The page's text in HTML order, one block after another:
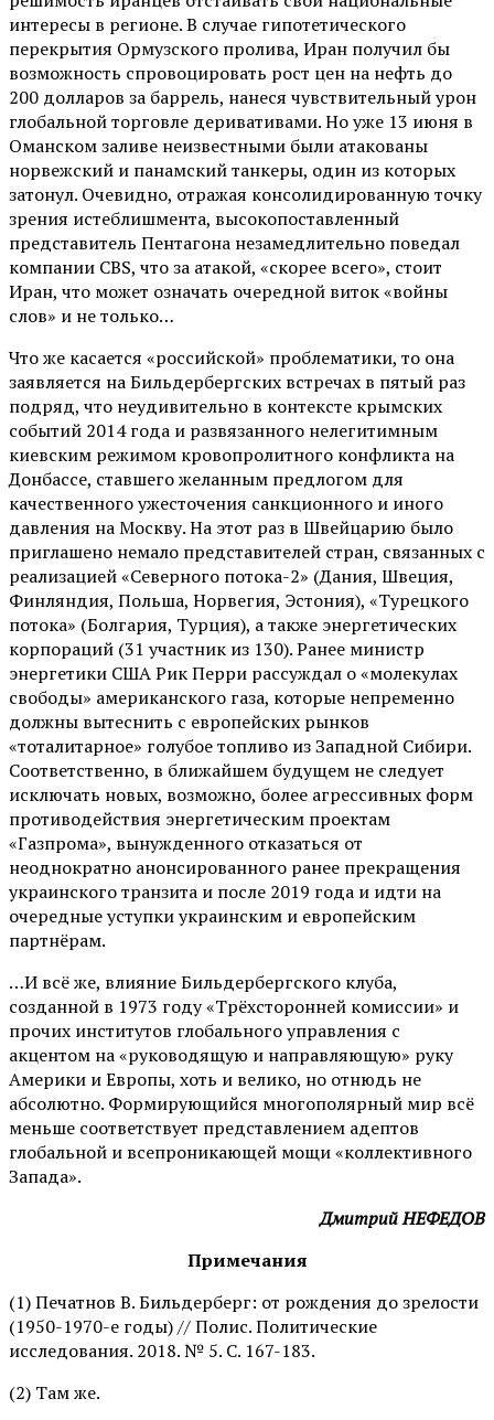
интересы в регионе. В случае гипотетического
перекрытия Ормузского пролива, Иран получил бы
возможность спровоцировать рост цен на нефть до
200 долларов за баррель, нанеся чувствительный урон
глобальной торговле деривативами. Но уже 13 июня в
Оманском заливе неизвестными были атакованы
норвежский и панамский танкеры, один из которых
затонул. Очевидно, отражая консолидированную точку
зрения истеблишмента, высокопоставленный
представитель Пентагона незамедлительно поведал
компании CBS, что за атакой, «скорее всего», стоит
Иран, что может означать очередной виток «войны
слов» и не только…
Что же касается «российской» проблематики, то она
заявляется на Бильдербергских встречах в пятый раз
подряд, что неудивительно в контексте крымских
событий 2014 года и развязанного нелегитимным
киевским режимом кровопролитного конфликта на
Донбассе, ставшего желанным предлогом для
качественного ужесточения санкционного и иного
давления на Москву. На этот раз в Швейцарию было
приглашено немало представителей стран, связанных с
реализацией «Северного потока-2» (Дания, Швеция,
Финляндия, Польша, Норвегия, Эстония), «Турецкого
потока» (Болгария, Турция), а также энергетических
корпораций (31 участник из 130). Ранее министр
энергетики США Рик Перри рассуждал о «молекулах
свободы» американского газа, которые непременно
должны вытеснить с европейских рынков
«тоталитарное» голубое топливо из Западной Сибири.
Соответственно, в ближайшем будущем не следует
исключать новых, возможно, более агрессивных форм
противодействия энергетическим проектам
«Газпрома», вынужденного отказаться от
неоднократно анонсированного ранее прекращения
украинского транзита и после 2019 года и идти на
очередные уступки украинским и европейским
партнёрам.
…И всё же, влияние Бильдербергского клуба,
созданной в 1973 году «Трёхсторонней комиссии» и
прочих институтов глобального управления с
акцентом на «руководящую и направляющую» руку
Америки и Европы, хоть и велико, но отнюдь не
абсолютно. Формирующийся многополярный мир всё
меньше соответствует представлением адептов
глобальной и всепроникающей мощи «коллективного
Запада».
Дмитрий НЕФЕДОВ
Примечания
(1) Печатнов В. Бильдерберг: от рождения до зрелости
(1950-1970-е годы) // Полис. Политические
исследования. 2018. № 5. С. 167-183.
(2) Там же.